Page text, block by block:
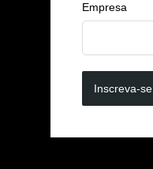
Empresa
Inscreva-se